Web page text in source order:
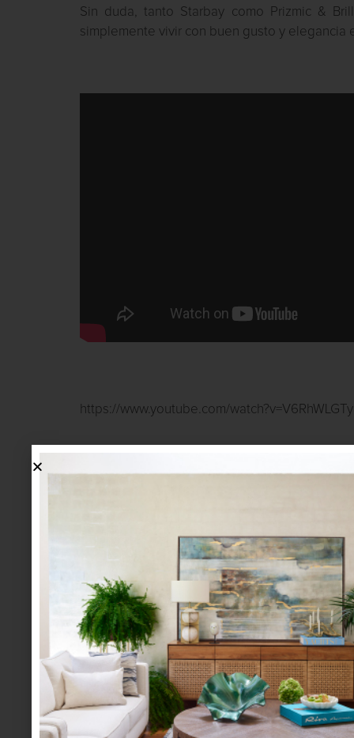
Sin duda, tanto Starbay como Prizmic &
simplemente vivir con buen gusto y elegancia
https://www.youtube.com/